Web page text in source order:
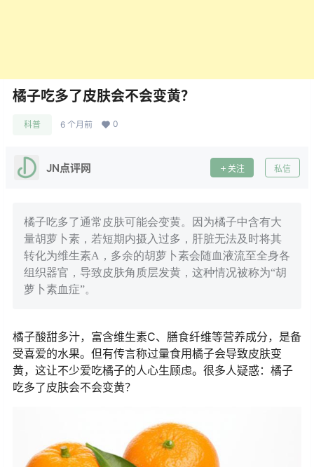
橘子吃多了皮肤会不会变黄？
科普 6 个月前 0
JN点评网 关注 私信
橘子吃多了通常皮肤可能会变黄。因为橘子中含有大
量胡萝卜素，若短期内摄入过多，肝脏无法及时将其
转化为维生素A，多余的胡萝卜素会随血液流至全身各
组织器官，导致皮肤角质层发黄，这种情况被称为“胡
萝卜素血症”。
橘子酸甜多汁，富含维生素C、膳食纤维等营养成分，是备
受喜爱的水果。但有传言称过量食用橘子会导致皮肤变
黄，这让不少爱吃橘子的人心生顾虑。很多人疑惑：橘子
吃多了皮肤会不会变黄？